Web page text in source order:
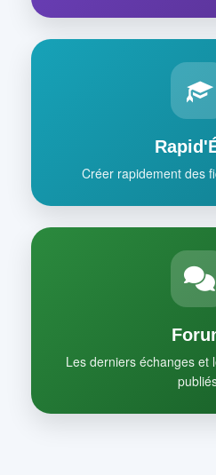
Créer rapidement des
Les derniers échanges et